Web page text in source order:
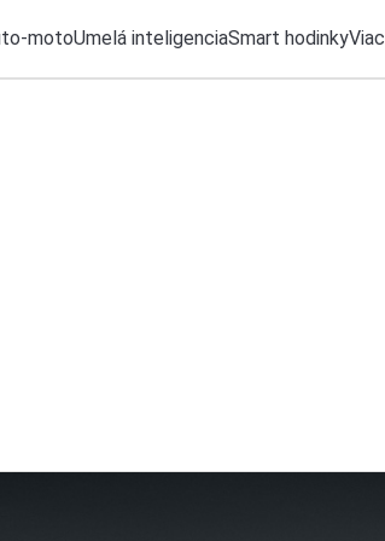
motoUmelá inteligenciaSmart hodinkyViac